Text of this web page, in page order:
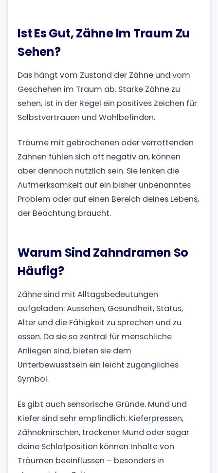
Ist Es Gut, Zähne Im Traum Zu
Sehen?
Das hängt vom Zustand der Zähne und vom
Geschehen im Traum ab. Starke Zähne zu
sehen, ist in der Regel ein positives Zeichen für
Selbstvertrauen und Wohlbefinden.
Träume mit gebrochenen oder verrottenden
Zähnen fühlen sich oft negativ an, können
aber dennoch nützlich sein. Sie lenken die
Aufmerksamkeit auf ein bisher unbenanntes
Problem oder auf einen Bereich deines Lebens,
der Beachtung braucht.
Warum Sind Zahndramen So
Häufig?
Zähne sind mit Alltagsbedeutungen
aufgeladen: Aussehen, Gesundheit, Status,
Alter und die Fähigkeit zu sprechen und zu
essen. Da sie so zentral für menschliche
Anliegen sind, bieten sie dem
Unterbewusstsein ein leicht zugängliches
Symbol.
Es gibt auch sensorische Gründe. Mund und
Kiefer sind sehr empfindlich. Kieferpressen,
Zähneknirschen, trockener Mund oder sogar
deine Schlafposition können Inhalte von
Träumen beeinflussen – besonders in